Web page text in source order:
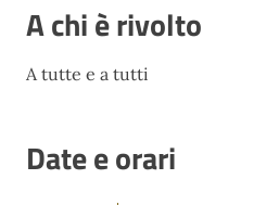
A chi è rivolto
A tutte e a tutti
Date e orari